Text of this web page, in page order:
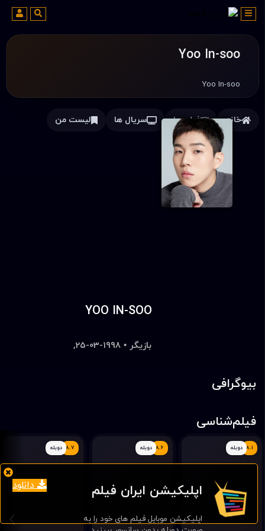
Yoo In-soo
Yoo In-soo
خانه فیلم ها سریال ها لیست من
YOO IN-SOO
بازیگر • 1998-03-25,
بیوگرافی
فیلم‌شناسی
8.1 دوبله 8.6 دوبله 8.7 دوبله
اپلیکیشن ایران فیلم
اپلیکیشن موبایل فیلم های خود را به
دانلود